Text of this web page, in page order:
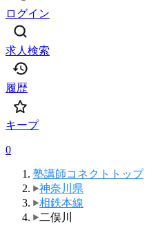
ログイン
求人検索
履歴
キープ
0
塾講師コネクトトップ
神奈川県
相鉄本線
二俣川